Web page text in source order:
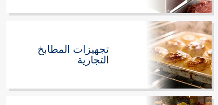
تجهيزات المطابخ
التجارية